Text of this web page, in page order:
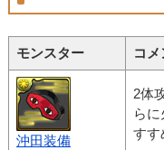
モンスター コメ
沖田装備
2体
ら
すす